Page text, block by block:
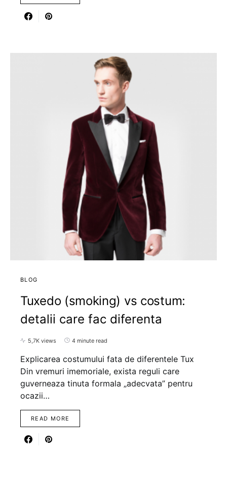
BLOG
Tuxedo (smoking) vs costum:
detalii care fac diferenta
5,7K views 4 minute read
Explicarea costumului fata de diferentele Tux
Din vremuri imemoriale, exista reguli care
guverneaza tinuta formala „adecvata” pentru
ocazii…
READ MORE